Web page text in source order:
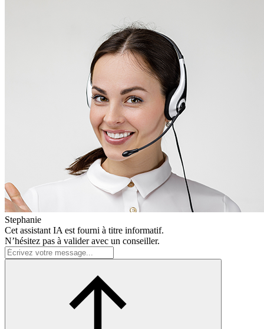
Stephanie
Cet assistant IA est fourni à titre informatif.
N’hésitez pas à valider avec un conseiller.